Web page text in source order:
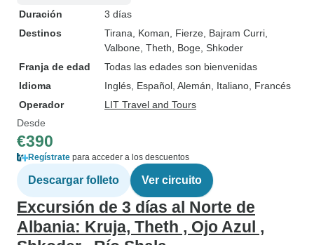
Duración
3 días
Destinos
Tirana , Koman , Fierze , Bajram Curri
Valbone , Theth , Boge , Shkoder
Franja de edad
Todas las edades son bienvenidas
Idioma
Inglés, Español, Alemán, Italiano, Francés
Operador
LIT Travel and Tours
Desde
€390
Regístrate para acceder a los descuentos
Descargar folleto Ver circuito
Excursión de 3 días al Norte de
Albania: Kruja, Theth , Ojo Azul ,